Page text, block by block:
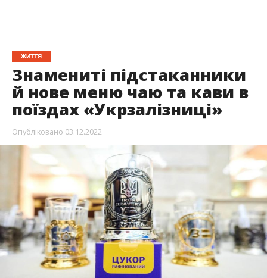
ЖИТТЯ
Знамениті підстаканники
й нове меню чаю та кави в
поїздах «Укрзалізниці»
Опубліковано 03.12.2022